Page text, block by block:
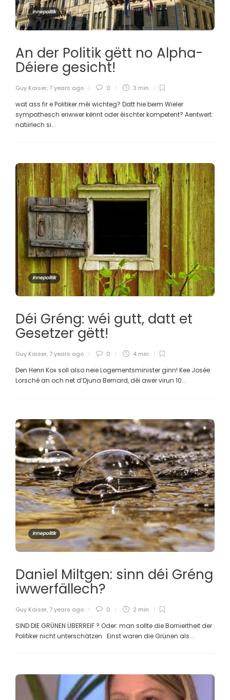
Innepolitik
An der Politik gëtt no Alpha-
Déiere gesicht!
Guy Kaiser, 7 years ago 0 3 min
wat ass fir e Politiker méi wichteg? Datt hie beim Wieler
sympathesch eriwwer kënnt oder éischter kompetent? Aentwert:
natiirlech si...
Innepolitik
Déi Gréng: wéi gutt, datt et
Gesetzer gëtt!
Guy Kaiser, 7 years ago 0 4 min
Den Henri Kox soll also neie Logementsminister ginn! Kee Josée
Lorsché an och net d’Djuna Bernard, déi awer virun 10...
Innepolitik
Daniel Miltgen: sinn déi Gréng
iwwerfällech?
Guy Kaiser, 7 years ago 0 2 min
SIND DIE GRÜNEN ÜBERREIF ? Oder: man sollte die Borniertheit der
Politiker nicht unterschätzen Einst waren die Grünen als...